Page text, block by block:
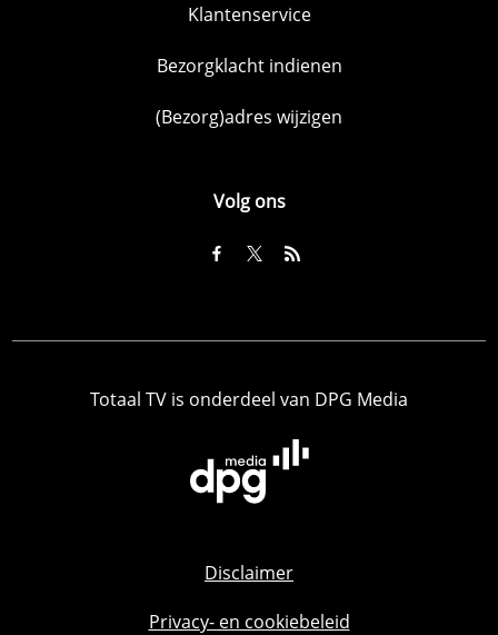
Klantenservice
Bezorgklacht indienen
(Bezorg)adres wijzigen
Volg ons
Totaal TV is onderdeel van DPG Media
Disclaimer
Privacy- en cookiebeleid